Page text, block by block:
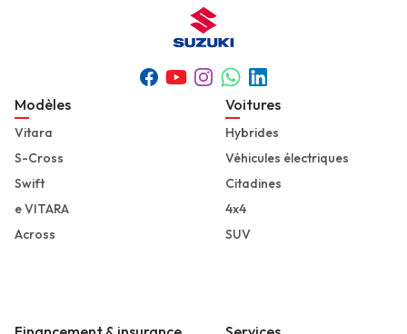
Facebook
YoutubeInstagram
Whatsapp
Linkedin
Footer
Modèles
Vitara
S-Cross
Swift
e VITARA
Across
Voitures
Hybrides
Véhicules électriques
Citadines
4x4
SUV